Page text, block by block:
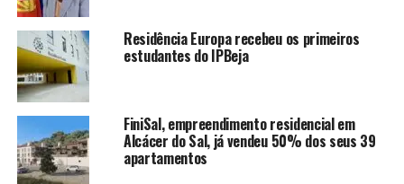
Residência Europa recebeu os primeiros
estudantes do IPBeja
FiniSal, empreendimento residencial em
Alcácer do Sal, já vendeu 50% dos seus 39
apartamentos